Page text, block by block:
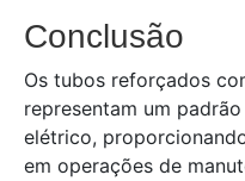
Conclusão
Os tubos reforçados
representam um
elétrico,
em operações de